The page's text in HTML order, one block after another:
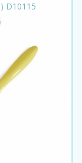
D10115